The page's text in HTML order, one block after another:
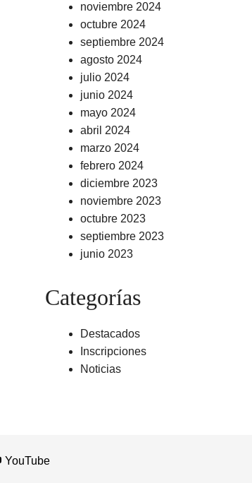
noviembre 2024
octubre 2024
septiembre 2024
agosto 2024
julio 2024
junio 2024
mayo 2024
abril 2024
marzo 2024
febrero 2024
diciembre 2023
noviembre 2023
octubre 2023
septiembre 2023
junio 2023
Categorías
Destacados
Inscripciones
Noticias
YouTube